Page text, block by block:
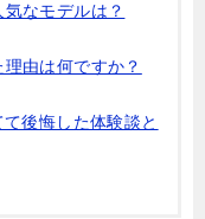
気なモデルは？
理由は何ですか？
後悔した体験談と